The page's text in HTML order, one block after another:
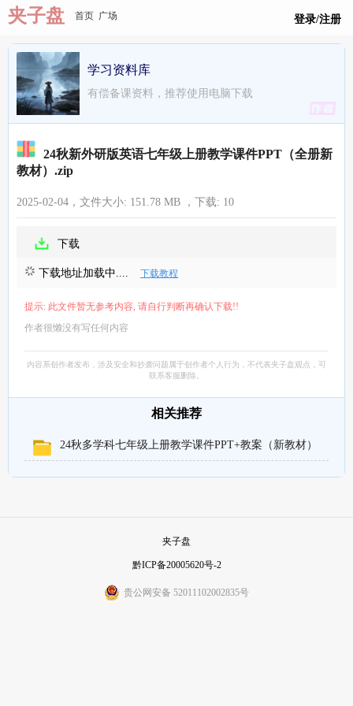
夹子盘 首页 广场 登录/注册
学习资料库
有偿备课资料，推荐使用电脑下载
相关推荐
24秋多学科七年级上册教学课件PPT+教案（新教材）
24秋新外研版英语七年级上册教学课件PPT（全册新
教材）.zip
2025-02-04，文件大小: 151.78 MB ，下载: 10
下载
下载地址加载中.... 下载教程
提示: 此文件暂无参考内容, 请自行判断再确认下载!!
作者很懒没有写任何内容
内容系创作者发布，涉及安全和抄袭问题属于创作者个人行为，不代表夹子盘观点，可
联系客服删除。
夹子盘
黔ICP备20005620号-2
贵公网安备 52011102002835号